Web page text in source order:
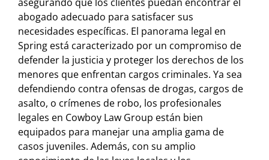
abogado adecuado para satisfacer sus
necesidades específicas. El panorama legal en
Spring está caracterizado por un compromiso de
defender la justicia y proteger los derechos de los
menores que enfrentan cargos criminales. Ya sea
defendiendo contra ofensas de drogas, cargos de
asalto, o crímenes de robo, los profesionales
legales en Cowboy Law Group están bien
equipados para manejar una amplia gama de
casos juveniles. Además, con su amplio